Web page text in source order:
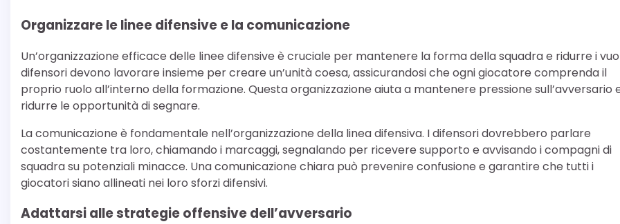
Organizzare le linee difensive e la comunicazione
Un’organizzazione efficace delle linee difensive è cruciale per mantenere la forma della squadra e ridurre i
difensori devono lavorare insieme per creare un’unità coesa, assicurandosi che ogni giocatore comprenda il
proprio ruolo all’interno della formazione. Questa organizzazione aiuta a mantenere pressione sull’avversario
ridurre le opportunità di segnare.
La comunicazione è fondamentale nell’organizzazione della linea difensiva. I difensori dovrebbero parlare
costantemente tra loro, chiamando i marcaggi, segnalando per ricevere supporto e avvisando i compagni di
squadra su potenziali minacce. Una comunicazione chiara può prevenire confusione e garantire che tutti i
giocatori siano allineati nei loro sforzi difensivi.
Adattarsi alle strategie offensive dell’avversario